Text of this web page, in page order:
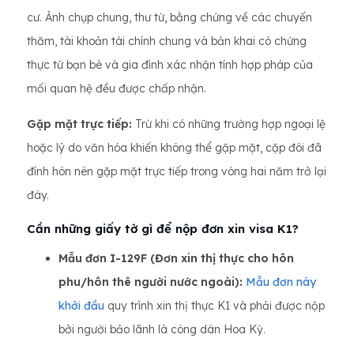
cư. Ảnh chụp chung, thư từ, bằng chứng về các chuyến
thăm, tài khoản tài chính chung và bản khai có chứng
thực từ bạn bè và gia đình xác nhận tính hợp pháp của
mối quan hệ đều được chấp nhận.
Gặp mặt trực tiếp: Trừ khi có những trường hợp ngoại lệ
hoặc lý do văn hóa khiến không thể gặp mặt, cặp đôi đã
đính hôn nên gặp mặt trực tiếp trong vòng hai năm trở lại
đây.
Cần những giấy tờ gì để nộp đơn xin visa K1?
Mẫu đơn I-129F (Đơn xin thị thực cho hôn
phu/hôn thê người nước ngoài): Mẫu đơn này
khởi đầu quy trình xin thị thực K1 và phải được nộp
bởi người bảo lãnh là công dân Hoa Kỳ.